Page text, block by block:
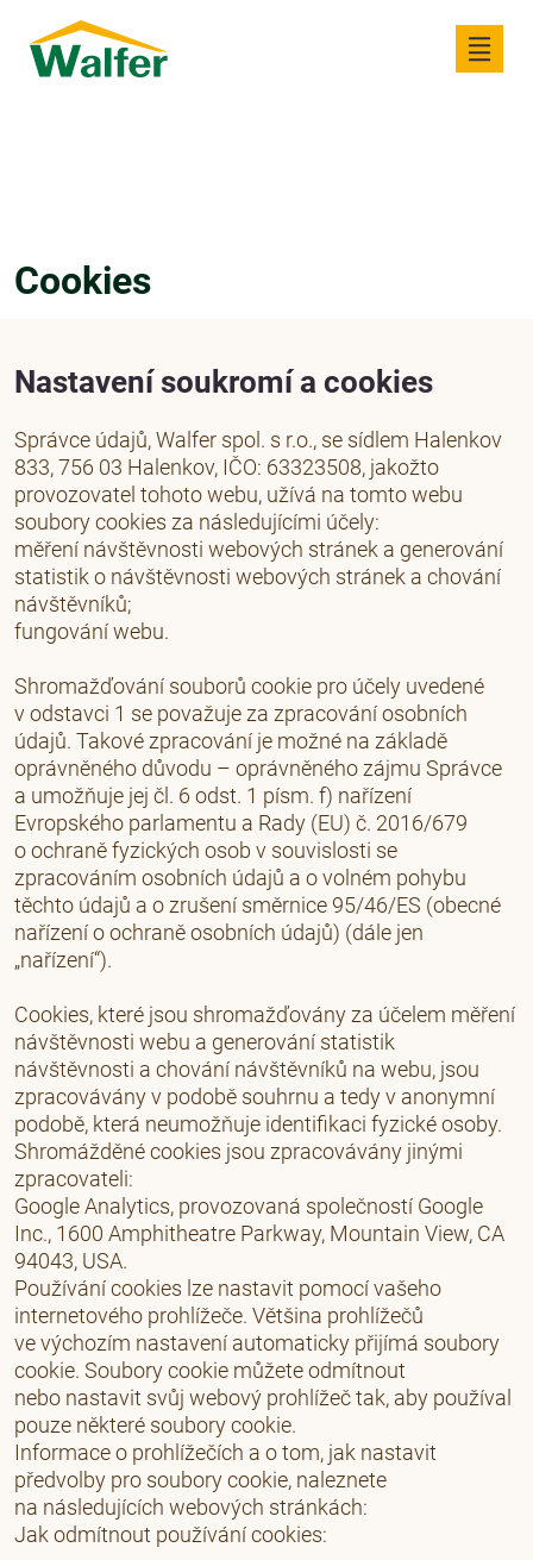
Cookies
Nastavení soukromí a cookies
Správce údajů, Walfer spol. s r.o., se sídlem Halenkov
833, 756 03 Halenkov, IČO: 63323508, jakožto
provozovatel tohoto webu, užívá na tomto webu
soubory cookies za následujícími účely:
měření návštěvnosti webových stránek a generování
statistik o návštěvnosti webových stránek a chování
návštěvníků;
fungování webu.
Shromažďování souborů cookie pro účely uvedené
v odstavci 1 se považuje za zpracování osobních
údajů. Takové zpracování je možné na základě
oprávněného důvodu – oprávněného zájmu Správce
a umožňuje jej čl. 6 odst. 1 písm. f) nařízení
Evropského parlamentu a Rady (EU) č. 2016/679
o ochraně fyzických osob v souvislosti se
zpracováním osobních údajů a o volném pohybu
těchto údajů a o zrušení směrnice 95/46/ES (obecné
nařízení o ochraně osobních údajů) (dále jen
„nařízení“).
Cookies, které jsou shromažďovány za účelem měření
návštěvnosti webu a generování statistik
návštěvnosti a chování návštěvníků na webu, jsou
zpracovávány v podobě souhrnu a tedy v anonymní
podobě, která neumožňuje identifikaci fyzické osoby.
Shromážděné cookies jsou zpracovávány jinými
zpracovateli:
Google Analytics, provozovaná společností Google
Inc., 1600 Amphitheatre Parkway, Mountain View, CA
94043, USA.
Používání cookies lze nastavit pomocí vašeho
internetového prohlížeče. Většina prohlížečů
ve výchozím nastavení automaticky přijímá soubory
cookie. Soubory cookie můžete odmítnout
nebo nastavit svůj webový prohlížeč tak, aby používal
pouze některé soubory cookie.
Informace o prohlížečích a o tom, jak nastavit
předvolby pro soubory cookie, naleznete
na následujících webových stránkách:
Jak odmítnout používání cookies: